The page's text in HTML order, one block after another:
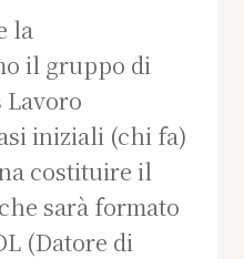
la
il gruppo di
Lavoro
iniziali (chi fa)
costituire il
sarà formato
(Datore di